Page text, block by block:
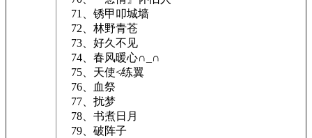
71、锈甲叩城墙
72、林野青苍
73、好久不见
74、春风暖心∩_∩
75、天使≮练翼
76、血祭
77、扰梦
78、书煮日月
79、破阵子